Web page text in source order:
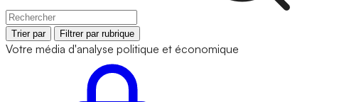
Trier par Filtrer par rubrique
Votre média d'analyse politique et économique